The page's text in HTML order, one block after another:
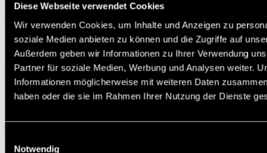
Diese Webseite verwendet Cookies
Wir verwenden Cookies, um Inhalte und Anzeigen zu
soziale Medien anbieten zu können und die Zugriffe auf
Außerdem geben wir Informationen zu Ihrer Verwendung
Partner für soziale Medien, Werbung und Analysen weiter.
Informationen möglicherweise mit weiteren Daten
haben oder die sie im Rahmen Ihrer Nutzung der Dienste
Einwilligungsauswahl
Notwendig
Pavillon
Beachflag
Wanduhr